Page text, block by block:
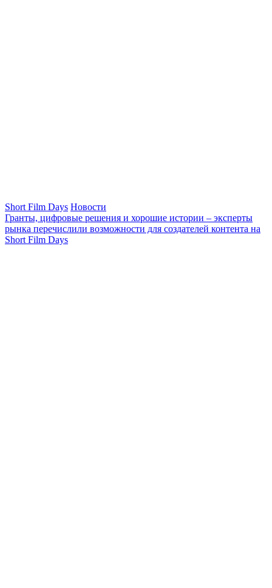
Short Film Days Новости
Гранты, цифровые решения и хорошие истории – эксперты
рынка перечислили возможности для создателей контента на
Short Film Days